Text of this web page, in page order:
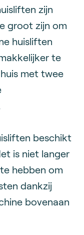
zijn
groot zijn om
huisliften
te
met twee
beschikt
is niet langer
hebben om
dankzij
bovenaan